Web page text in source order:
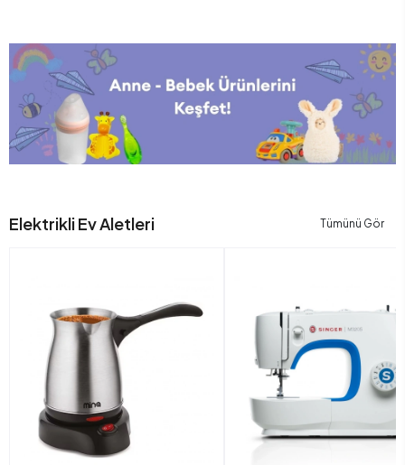
Elektrikli Ev Aletleri Tümünü Gör